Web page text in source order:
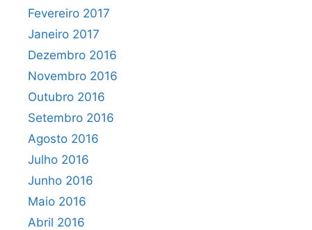
Fevereiro 2017
Janeiro 2017
Dezembro 2016
Novembro 2016
Outubro 2016
Setembro 2016
Agosto 2016
Julho 2016
Junho 2016
Maio 2016
Abril 2016